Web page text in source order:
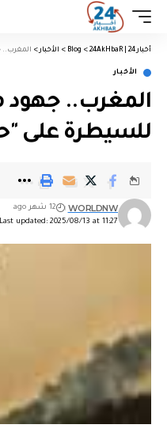
أخبار 24 | 24AkHbaR >
Blog
> الأخبار >
الأخبار
المغرب.. جهود
للسيطرة على
Last updated: 2025/08/13 at 11:27 مساءً
WORLDNW 12 شهر ago